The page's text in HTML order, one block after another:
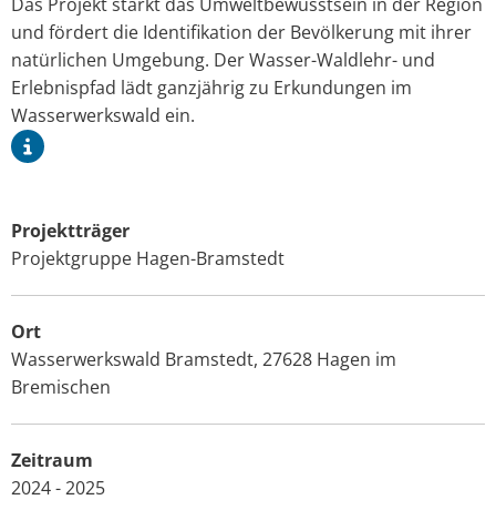
und fördert die Identifikation der Bevölkerung mit ihrer
natürlichen Umgebung. Der Wasser-Waldlehr- und
Erlebnispfad lädt ganzjährig zu Erkundungen im
Wasserwerkswald ein.
Projektträger
Projektgruppe Hagen-Bramstedt
Ort
Wasserwerkswald Bramstedt, 27628 Hagen im
Bremischen
Zeitraum
2024 - 2025